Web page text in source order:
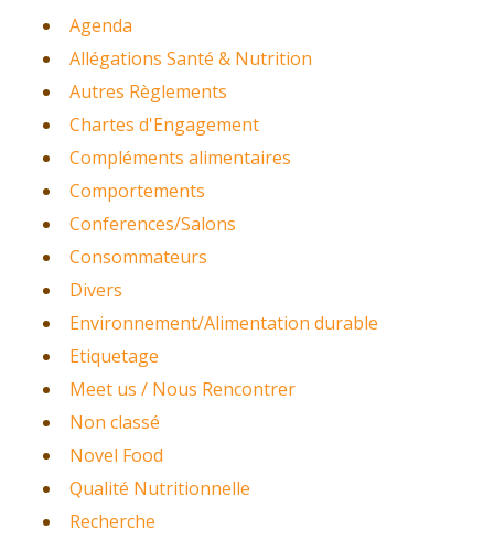
Agenda
Allégations Santé & Nutrition
Autres Règlements
Chartes d'Engagement
Compléments alimentaires
Comportements
Conferences/Salons
Consommateurs
Divers
Environnement/Alimentation durable
Etiquetage
Meet us / Nous Rencontrer
Non classé
Novel Food
Qualité Nutritionnelle
Recherche